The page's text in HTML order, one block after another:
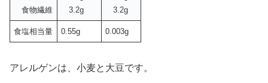
食物繊維
3.2g
3.2g
食塩相当量 0.55g 0.003g
アレルゲンは、小麦と大豆です。